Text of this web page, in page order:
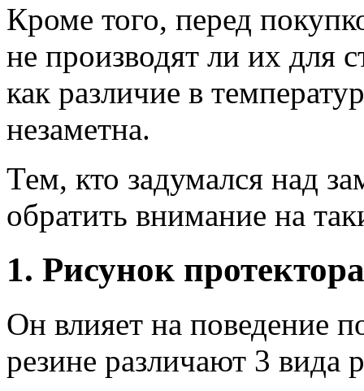
Кроме того, перед
не производят ли их для
как различие в
незаметна.
Тем, кто задумался над
обратить внимание на
1. Рисунок протектора
Он влияет на поведение
резине различают 3 вида